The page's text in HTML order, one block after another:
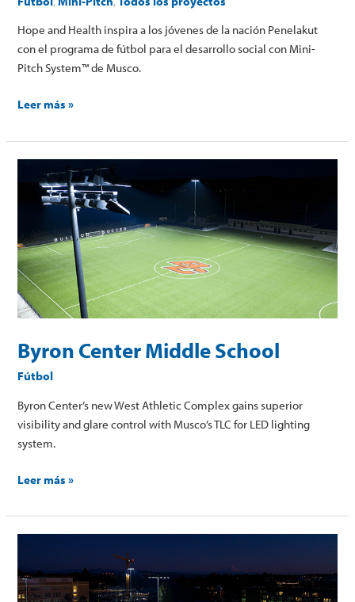
Hope and Health inspira a los jóvenes de la nación Penelakut
con el programa de fútbol para el desarrollo social con Mini-
Pitch System™ de Musco.
Leer más »
Byron Center Middle School
Fútbol
Byron Center’s new West Athletic Complex gains superior
visibility and glare control with Musco’s TLC for LED lighting
system.
Center
Middle
Leer más »
School